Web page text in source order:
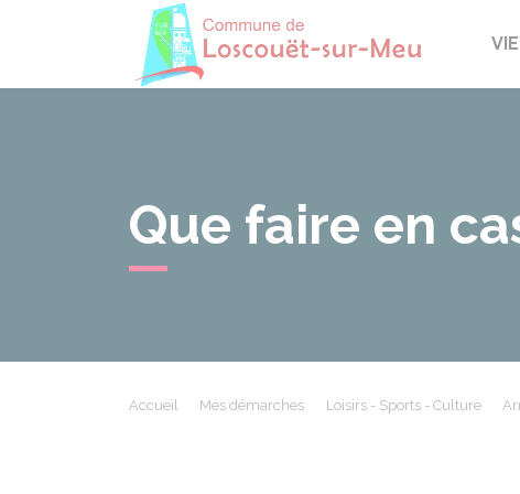
Que faire en
Accueil Mes démarches Loisirs - Sports - Culture